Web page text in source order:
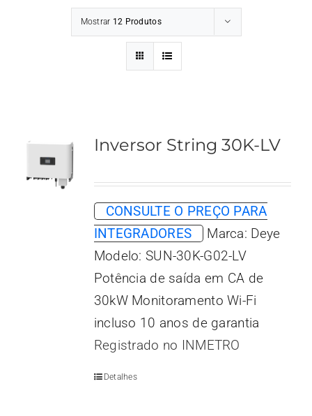
Mostrar 12 Produtos
Inversor String 30K-LV
CONSULTE O PREÇO PARA
INTEGRADORES
Marca: Deye
Modelo: SUN-30K-G02-LV
Potência de saída em CA de
30kW Monitoramento Wi-Fi
incluso 10 anos de garantia
Registrado no INMETRO
Detalhes